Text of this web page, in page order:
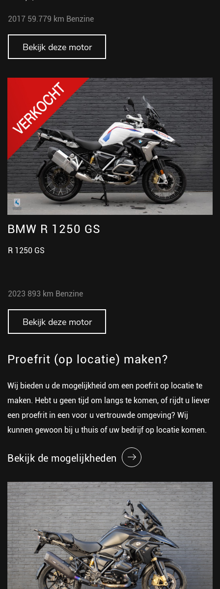
2017 59.779 km Benzine
Bekijk deze motor
BMW R 1250 GS
R 1250 GS
2023 893 km Benzine
Bekijk deze motor
Proefrit (op locatie) maken?
Wij bieden u de mogelijkheid om een poefrit op locatie te
maken. Hebt u geen tijd om langs te komen, of rijdt u liever
een proefrit in een voor u vertrouwde omgeving? Wij
kunnen gewoon bij u thuis of uw bedrijf op locatie komen.
Bekijk de mogelijkheden